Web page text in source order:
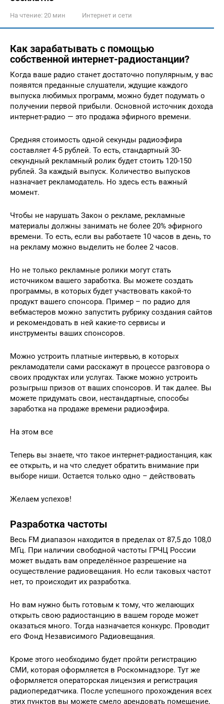
На чтение: 20 мин Интернет и сети
Как зарабатывать с помощью
собственной интернет-радиостанции?
Когда ваше радио станет достаточно популярным, у вас
появятся преданные слушатели, ждущие каждого
выпуска любимых программ, можно будет подумать о
получении первой прибыли. Основной источник дохода
интернет-радио — это продажа эфирного времени.
Средняя стоимость одной секунды радиоэфира
составляет 4-5 рублей. То есть, стандартный 30-
секундный рекламный ролик будет стоить 120-150
рублей. За каждый выпуск. Количество выпусков
назначает рекламодатель. Но здесь есть важный
момент.
Чтобы не нарушать Закон о рекламе, рекламные
материалы должны занимать не более 20% эфирного
времени. То есть, если вы работаете 10 часов в день, то
на рекламу можно выделить не более 2 часов.
Но не только рекламные ролики могут стать
источником вашего заработка. Вы можете создать
программы, в которых будет участвовать какой-то
продукт вашего спонсора. Пример – по радио для
вебмастеров можно запустить рубрику создания сайтов
и рекомендовать в ней какие-то сервисы и
инструменты ваших спонсоров.
Можно устроить платные интервью, в которых
рекламодатели сами расскажут в процессе разговора о
своих продуктах или услугах. Также можно устроить
розыгрыш призов от ваших спонсоров. И так далее. Вы
можете придумать свои, нестандартные, способы
заработка на продаже времени радиоэфира.
На этом все
Теперь вы знаете, что такое интернет-радиостанция, как
ее открыть, и на что следует обратить внимание при
выборе ниши. Остается только одно – действовать
Желаем успехов!
Разработка частоты
Весь FM диапазон находится в пределах от 87,5 до 108,0
МГц. При наличии свободной частоты ГРЧЦ России
может выдать вам определённое разрешение на
осуществление радиовещания. Но если таковых частот
нет, то происходит их разработка.
Но вам нужно быть готовым к тому, что желающих
открыть свою радиостанцию в вашем городе может
оказаться много. Тогда назначается конкурс. Проводит
его Фонд Независимого Радиовещания.
Кроме этого необходимо будет пройти регистрацию
СМИ, которая оформляется в Роскомнадзоре. Тут же
оформляется операторская лицензия и регистрация
радиопередатчика. После успешного прохождения всех
этих пунктов вы можете смело арендовать помещение,